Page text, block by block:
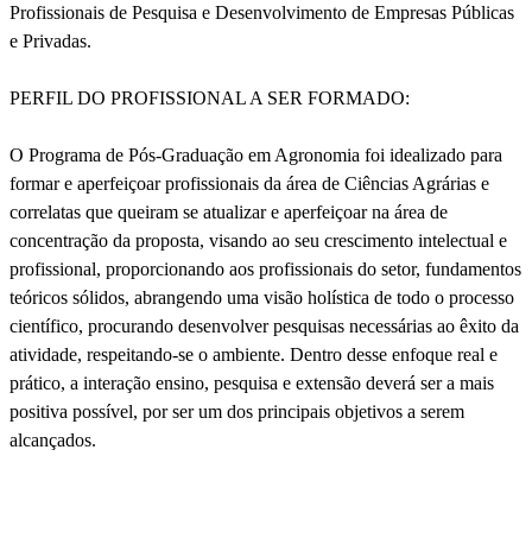
Profissionais de Pesquisa e Desenvolvimento de Empresas Públicas
e Privadas.
PERFIL DO PROFISSIONAL A SER FORMADO:
O Programa de Pós-Graduação em Agronomia foi idealizado para
formar e aperfeiçoar profissionais da área de Ciências Agrárias e
correlatas que queiram se atualizar e aperfeiçoar na área de
concentração da proposta, visando ao seu crescimento intelectual e
profissional, proporcionando aos profissionais do setor, fundamentos
teóricos sólidos, abrangendo uma visão holística de todo o processo
científico, procurando desenvolver pesquisas necessárias ao êxito da
atividade, respeitando-se o ambiente. Dentro desse enfoque real e
prático, a interação ensino, pesquisa e extensão deverá ser a mais
positiva possível, por ser um dos principais objetivos a serem
alcançados.